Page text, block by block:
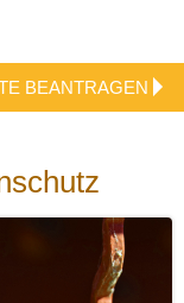
BEANTRAGEN